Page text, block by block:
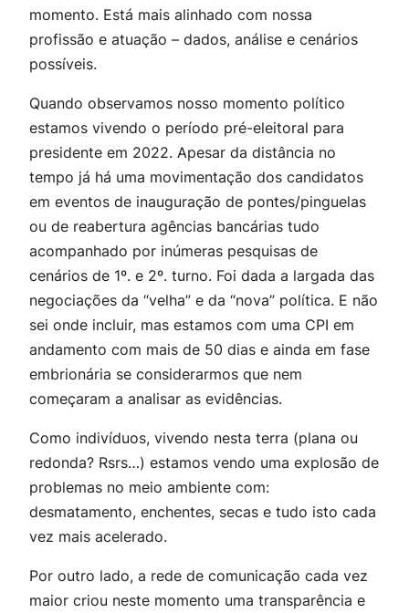
momento. Está mais alinhado com nossa
profissão e atuação – dados, análise e cenários
possíveis.
Quando observamos nosso momento político
estamos vivendo o período pré-eleitoral para
presidente em 2022. Apesar da distância no
tempo já há uma movimentação dos candidatos
em eventos de inauguração de pontes/pinguelas
ou de reabertura agências bancárias tudo
acompanhado por inúmeras pesquisas de
cenários de 1º. e 2º. turno. Foi dada a largada das
negociações da “velha” e da “nova” política. E não
sei onde incluir, mas estamos com uma CPI em
andamento com mais de 50 dias e ainda em fase
embrionária se considerarmos que nem
começaram a analisar as evidências.
Como indivíduos, vivendo nesta terra (plana ou
redonda? Rsrs…) estamos vendo uma explosão de
problemas no meio ambiente com:
desmatamento, enchentes, secas e tudo isto cada
vez mais acelerado.
Por outro lado, a rede de comunicação cada vez
maior criou neste momento uma transparência e